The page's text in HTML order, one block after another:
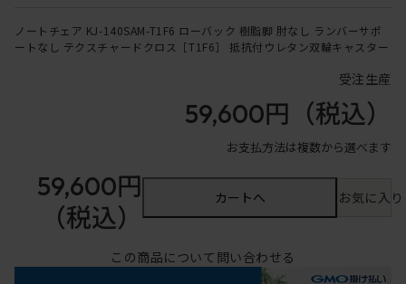
ノートチェア KJ-140SAM-T1F6 ローバック 樹脂脚 肘なし ランバーサポ
ートなし テクスチャードクロス［T1F6］ 抵抗付ウレタン双輪キャスター
受注生産
59,600円 （税込）
お支払方法は複数から選べます
59,600円
（税込）
カートへ お気に入
この商品について問い合わせる